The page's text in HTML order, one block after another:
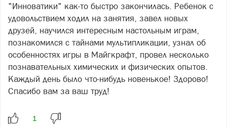
"Инноватики" как-то быстро закончилась. Ребенок с
удовольствием ходил на занятия, завел новых
друзей, научился интересным настольным играм,
познакомился с тайнами мультипликации, узнал об
особенностях игры в Майгкрафт, провел несколько
познавательных химических и физических опытов.
Каждый день было что-нибудь новенькое! Здорово!
Спасибо вам за ваш труд!